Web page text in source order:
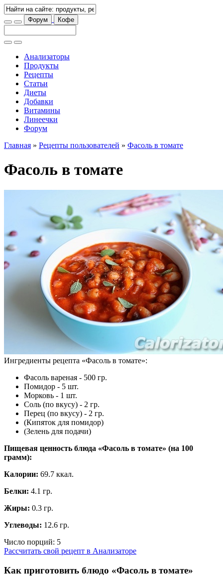
Форум Кофе
Анализаторы
Продукты
Рецепты
Статьи
Диеты
Добавки
Витамины
Линеечки
Форум
Главная » Рецепты пользователей » Фасоль в томате
Фасоль в томате
Ингредиенты рецепта «Фасоль в томате»:
Фасоль вареная - 500 гр.
Помидор - 5 шт.
Морковь - 1 шт.
Соль (по вкусу) - 2 гр.
Перец (по вкусу) - 2 гр.
(Кипяток для помидор)
(Зелень для подачи)
Пищевая ценность блюда «Фасоль в томате» (на 100
грамм):
Калории: 69.7 ккал.
Белки: 4.1 гр.
Жиры: 0.3 гр.
Углеводы: 12.6 гр.
Число порций: 5
Рассчитать свой рецепт в Анализаторе
Как приготовить блюдо «Фасоль в томате»